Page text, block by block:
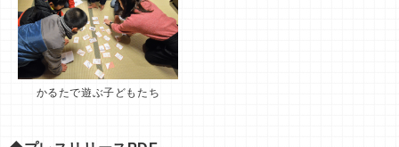
かるたで遊ぶ子どもたち